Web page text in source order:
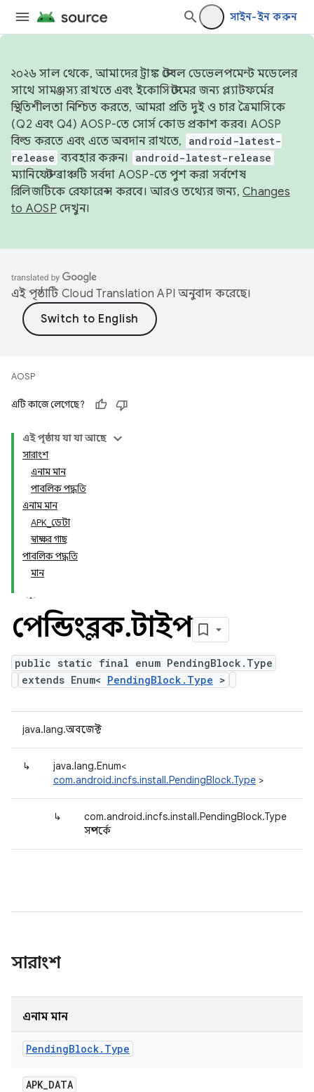
সাইন-ইন করুন
২০২৬ সাল থেকে, আমাদের ট্রাঙ্ক স্টেবল ডেভেলপমেন্ট মডেলের
সাথে সামঞ্জস্য রাখতে এবং ইকোসিস্টেমের জন্য প্ল্যাটফর্মের
স্থিতিশীলতা নিশ্চিত করতে, আমরা প্রতি দুই ও চার ত্রৈমাসিকে
(Q2 এবং Q4) AOSP-তে সোর্স কোড প্রকাশ করব। AOSP
বিল্ড করতে এবং এতে অবদান রাখতে,
android-latest-
release ব্যবহার করুন। android-latest-release
ম্যানিফেস্ট ব্রাঞ্চটি সর্বদা AOSP-তে পুশ করা সর্বশেষ
রিলিজটিকে রেফারেন্স করবে। আরও তথ্যের জন্য, Changes
to AOSP দেখুন।
এই পৃষ্ঠাটি Cloud Translation API অনুবাদ করেছে।
AOSP
এটি কাজে লেগেছে?
এই পৃষ্ঠায় যা যা আছে
সারাংশ
এনাম মান
পাবলিক পদ্ধতি
এনাম মান
APK_ডেটা
স্বাক্ষর গাছ
পাবলিক পদ্ধতি
মান
পেন্ডিংব্লক.টাইপ
public static final enum PendingBlock.Type
extends Enum< PendingBlock.Type >
java.lang.অবজেক্ট
↳
java.lang.Enum<
com.android.incfs.install.PendingBlock.Type >
↳
com.android.incfs.install.PendingBlock.Type
সম্পর্কে
সারাংশ
এনাম মান
PendingBlock. Type
APK_DATA